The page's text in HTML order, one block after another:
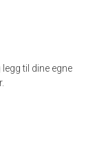
til dine egne